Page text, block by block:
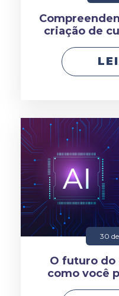
criação de
30
O futuro do
como você